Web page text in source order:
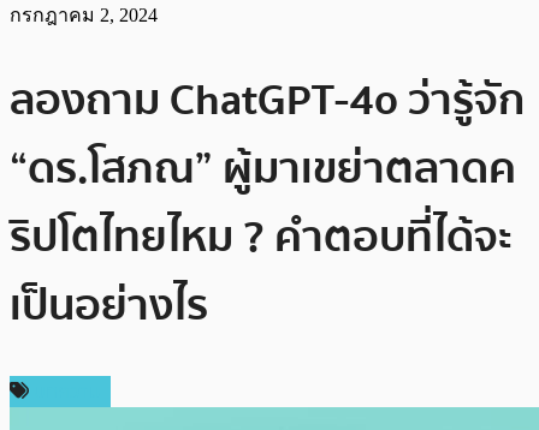
กรกฎาคม 2, 2024
ลองถาม ChatGPT-4o ว่ารู้จัก
“ดร.โสภณ” ผู้มาเขย่าตลาดค
ริปโตไทยไหม ? คำตอบที่ได้จะ
เป็นอย่างไร